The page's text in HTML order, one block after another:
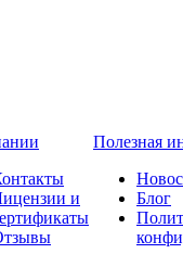
и
Полезная
Блог